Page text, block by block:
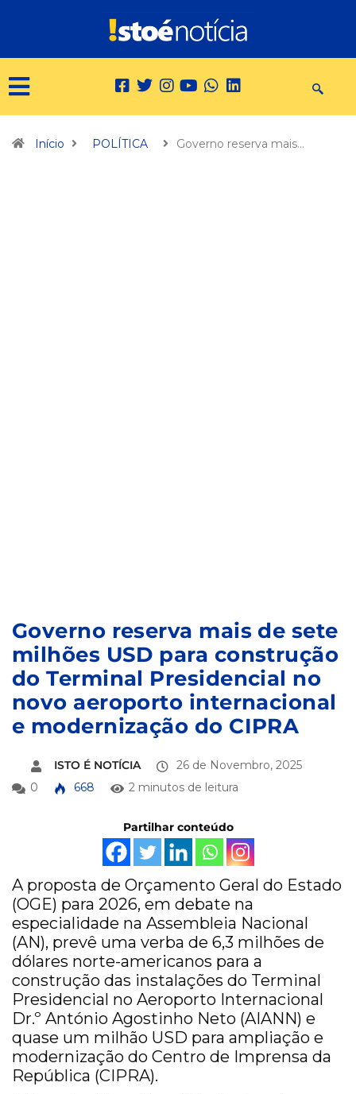
Início POLÍTICA Governo reserva mais…
Governo reserva mais de sete
milhões USD para construção
do Terminal Presidencial no
novo aeroporto internacional
e modernização do CIPRA
ISTO É NOTÍCIA
26 de Novembro, 2025
0
668 2 minutos de leitura
Partilhar conteúdo
A proposta de Orçamento Geral do Estado
(OGE) para 2026, em debate na
especialidade na Assembleia Nacional
(AN), prevê uma verba de 6,3 milhões de
dólares norte-americanos para a
construção das instalações do Terminal
Presidencial no Aeroporto Internacional
Dr.º António Agostinho Neto (AIANN) e
quase um milhão USD para ampliação e
modernização do Centro de Imprensa da
República (CIPRA).